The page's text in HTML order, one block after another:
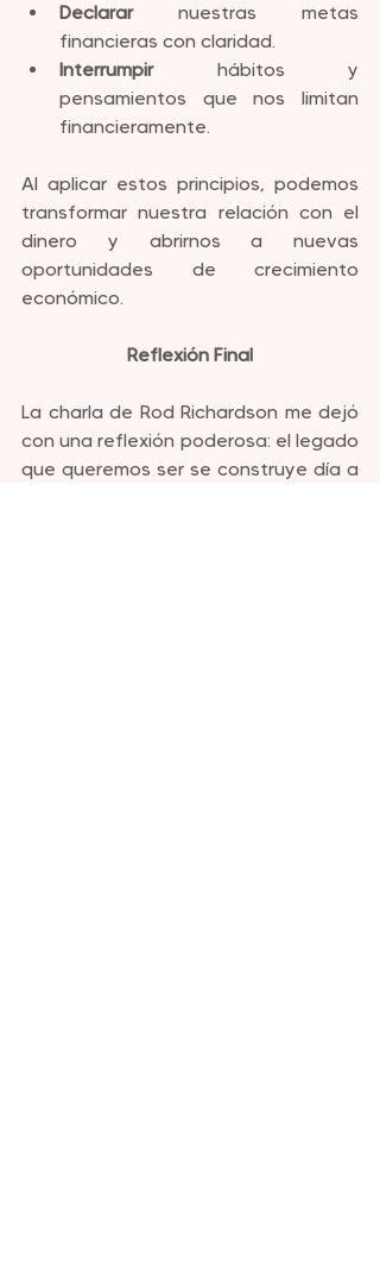
Declarar nuestras metas
financieras con claridad.
Interrumpir hábitos y
pensamientos que nos limitan
financieramente.
Al aplicar estos principios, podemos
transformar nuestra relación con el
dinero y abrirnos a nuevas
oportunidades de crecimiento
económico.
Reflexión Final
La charla de Rod Richardson me dejó
con una reflexión poderosa: el legado
que queremos ser se construye día a